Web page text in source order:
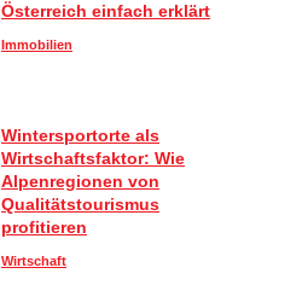
Österreich einfach erklärt
Immobilien
Wintersportorte als
Wirtschaftsfaktor: Wie
Alpenregionen von
Qualitätstourismus
profitieren
Wirtschaft